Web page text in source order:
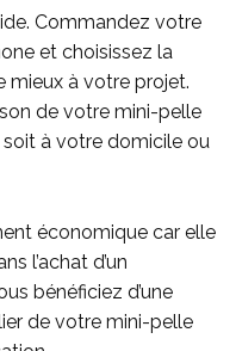
Commandez votre
et choisissez la
mieux à votre projet.
de votre mini-pelle
à votre domicile ou
économique car elle
l’achat d’un
bénéficiez d’une
de votre mini-pelle